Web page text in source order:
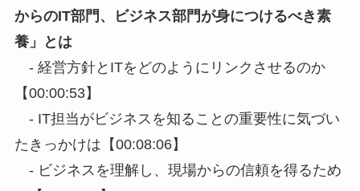
からのIT部門、ビジネス部門が身につけるべき素
養」とは
- 経営方針とITをどのようにリンクさせるのか
【00:00:53】
- IT担当がビジネスを知ることの重要性に気づい
たきっかけは【00:08:06】
- ビジネスを理解し、現場からの信頼を得るため